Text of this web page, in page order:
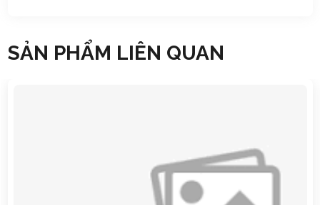
SẢN PHẨM LIÊN QUAN